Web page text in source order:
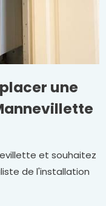
une
et souhaitez
de l'installation